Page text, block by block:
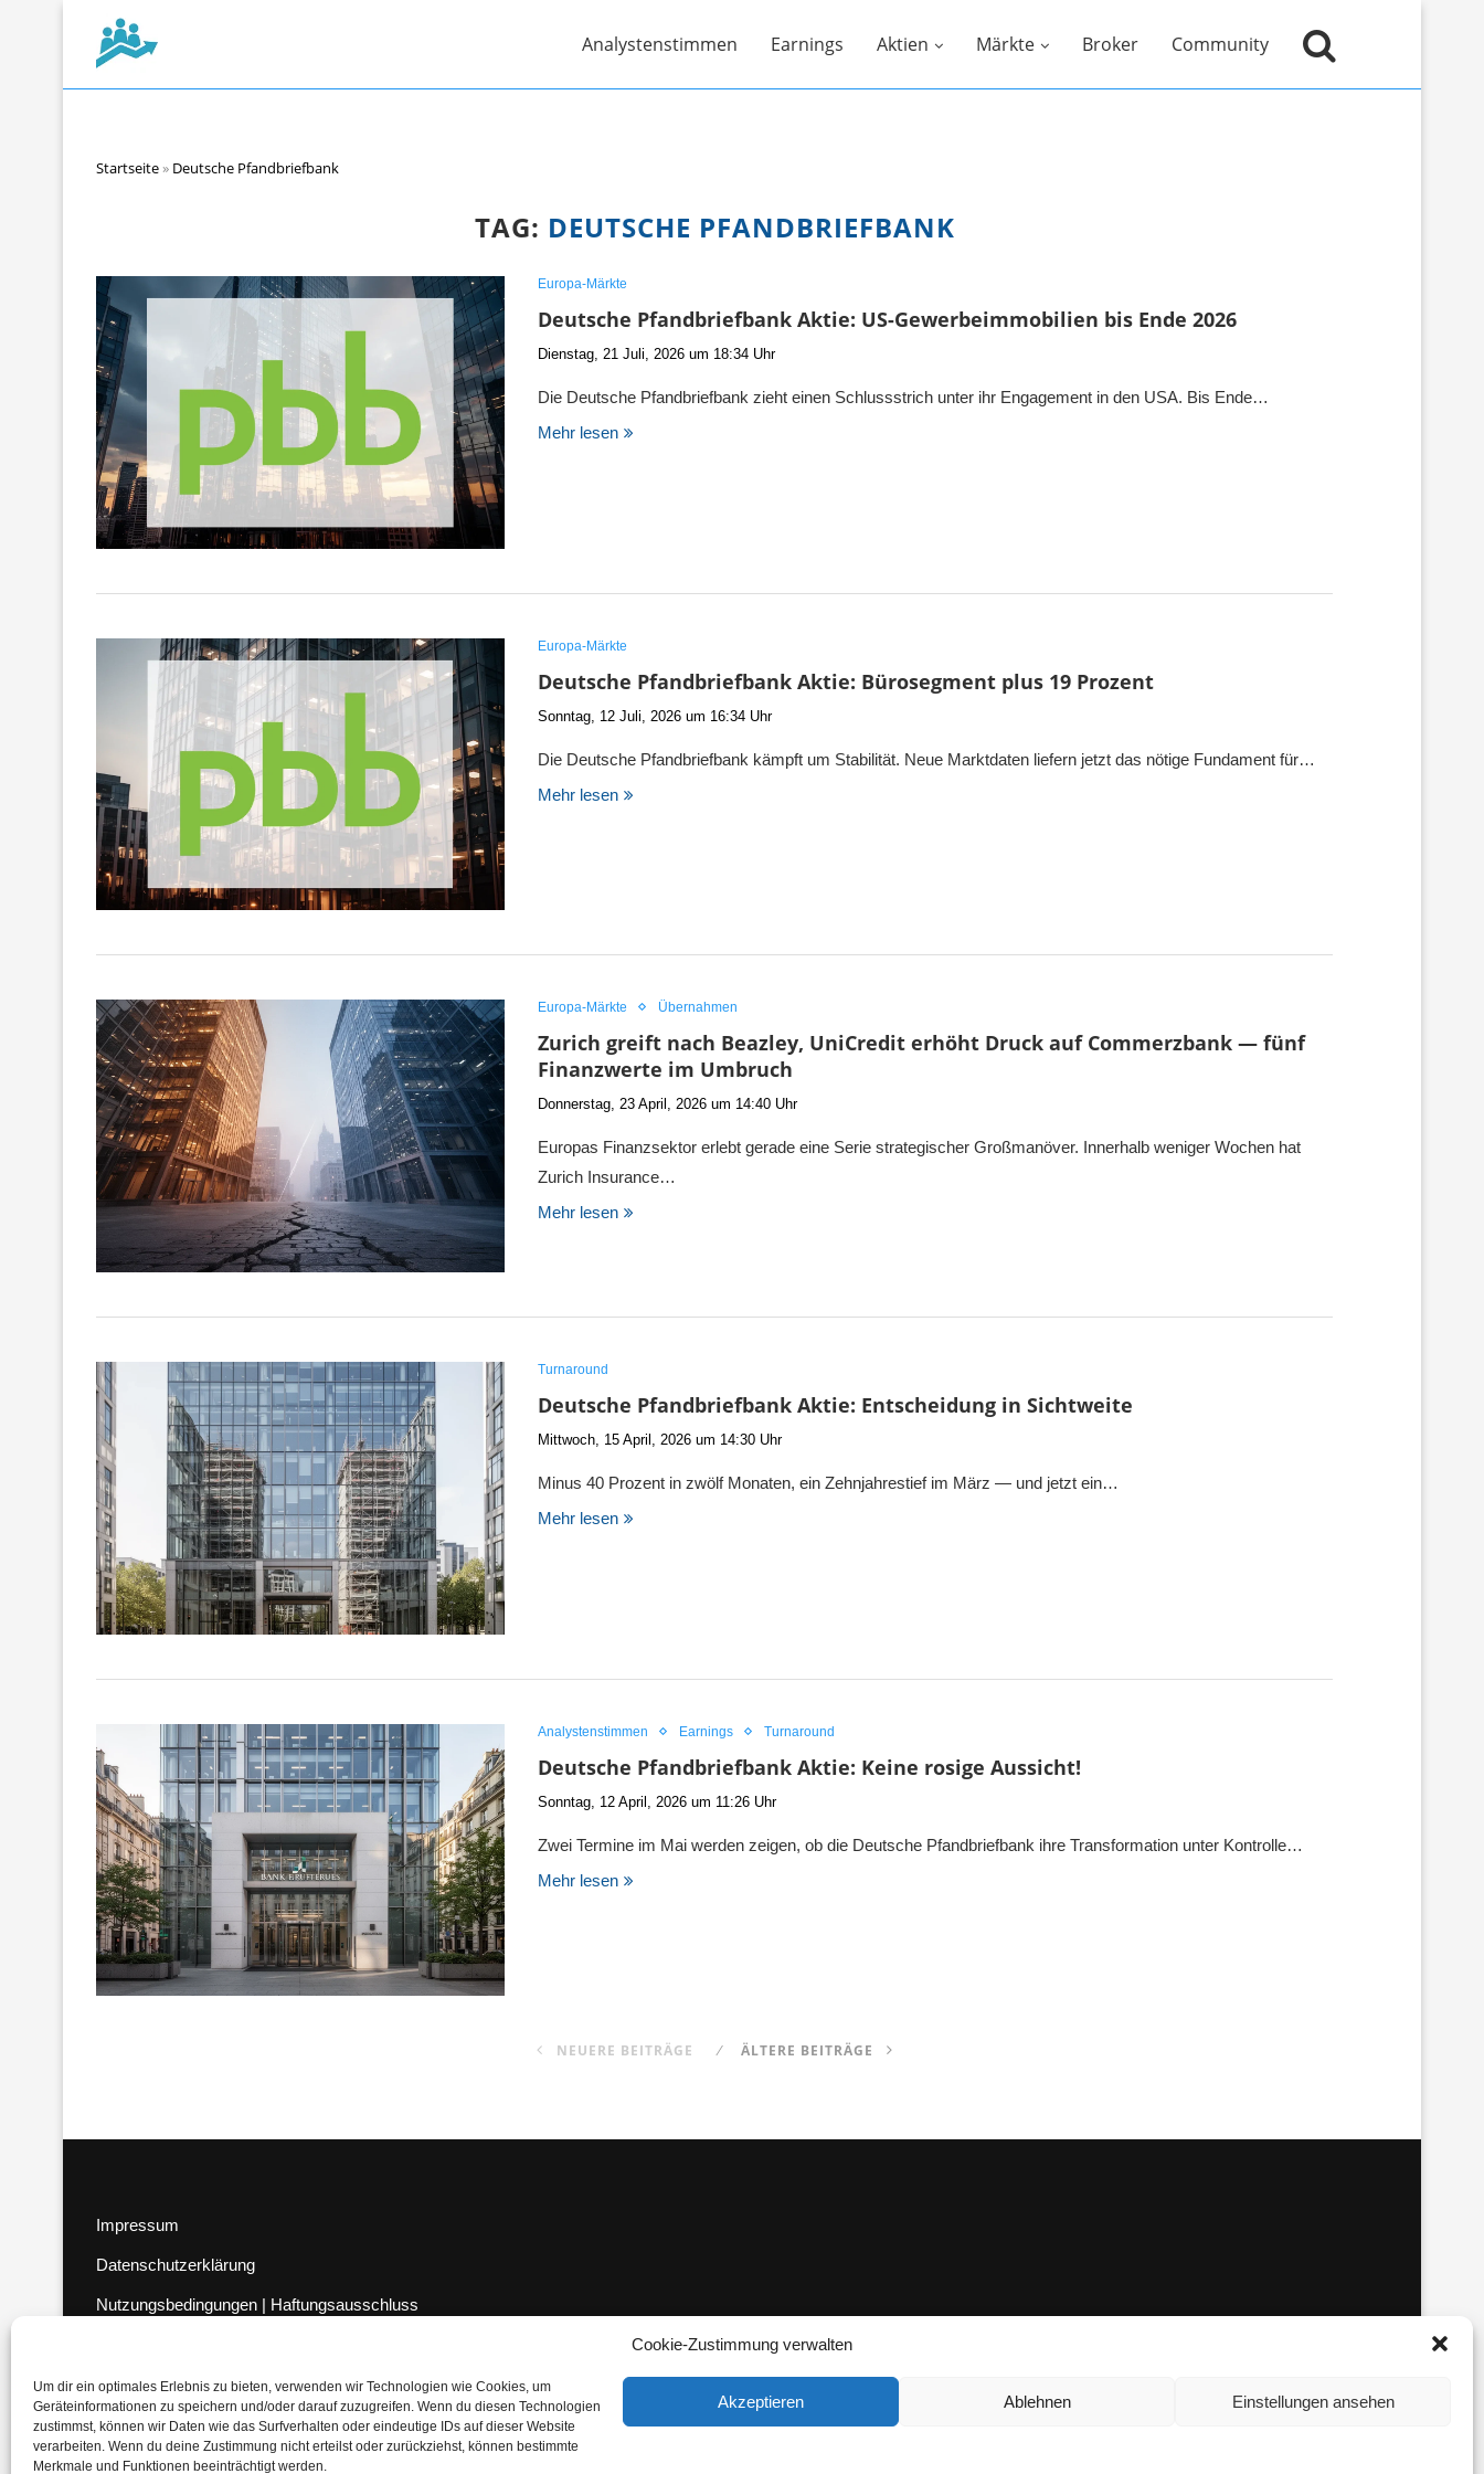
Cookie-Zustimmung verwalten
Um dir ein optimales Erlebnis zu bieten, verwenden wir Technologien wie Cookies, um
Geräteinformationen zu speichern und/oder darauf zuzugreifen. Wenn du diesen Technologien
zustimmst, können wir Daten wie das Surfverhalten oder eindeutige IDs auf dieser Website
verarbeiten. Wenn du deine Zustimmung nicht erteilst oder zurückziehst, können bestimmte
Merkmale und Funktionen beeinträchtigt werden.
Akzeptieren Ablehnen Einstellungen ansehen
Analystenstimmen Earnings Aktien Märkte Broker Community
Startseite» Deutsche Pfandbriefbank
TAG: DEUTSCHE PFANDBRIEFBANK
Europa-Märkte
Deutsche Pfandbriefbank Aktie: US-Gewerbeimmobilien bis Ende 2026
Dienstag, 21 Juli, 2026 um 18:34 Uhr
Die Deutsche Pfandbriefbank zieht einen Schlussstrich unter ihr Engagement in den USA. Bis Ende…
Mehr lesen
Europa-Märkte
Deutsche Pfandbriefbank Aktie: Bürosegment plus 19 Prozent
Sonntag, 12 Juli, 2026 um 16:34 Uhr
Die Deutsche Pfandbriefbank kämpft um Stabilität. Neue Marktdaten liefern jetzt das nötige Fundament für…
Mehr lesen
Europa-Märkte Übernahmen
Zurich greift nach Beazley, UniCredit erhöht Druck auf Commerzbank — fünf
Finanzwerte im Umbruch
Donnerstag, 23 April, 2026 um 14:40 Uhr
Europas Finanzsektor erlebt gerade eine Serie strategischer Großmanöver. Innerhalb weniger Wochen hat
Zurich Insurance…
Mehr lesen
Turnaround
Deutsche Pfandbriefbank Aktie: Entscheidung in Sichtweite
Mittwoch, 15 April, 2026 um 14:30 Uhr
Minus 40 Prozent in zwölf Monaten, ein Zehnjahrestief im März — und jetzt ein…
Mehr lesen
Analystenstimmen Earnings Turnaround
Deutsche Pfandbriefbank Aktie: Keine rosige Aussicht!
Sonntag, 12 April, 2026 um 11:26 Uhr
Zwei Termine im Mai werden zeigen, ob die Deutsche Pfandbriefbank ihre Transformation unter Kontrolle…
Mehr lesen
NEUERE BEITRÄGE ÄLTERE BEITRÄGE
Impressum
Datenschutzerklärung
Nutzungsbedingungen | Haftungsausschluss
Compliance Regeln|AGB
Abo kündigen
Venezuela Anleihen